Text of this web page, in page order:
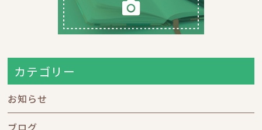
カテゴリー
お知らせ
ブログ